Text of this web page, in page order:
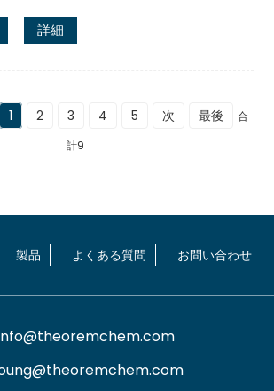
詳細
1 2 3 4 5 次 最後
合
計9
製品 よくある質問 お問い合わせ